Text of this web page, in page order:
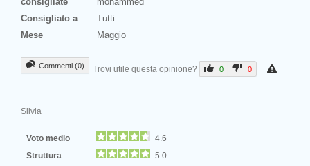
Consigliato a
Tutti
Mese
Maggio
Commenti (0) Trovi utile questa opinione? 0 0
Silvia
Voto medio
4.6
Struttura
5.0